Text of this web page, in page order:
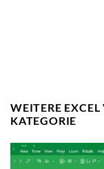
WEITERE
KATEGORIE